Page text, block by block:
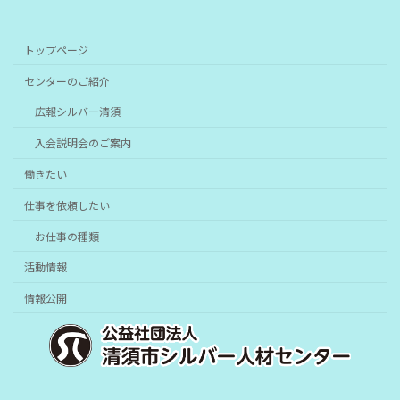
トップページ
センターのご紹介
広報シルバー清須
入会説明会のご案内
働きたい
仕事を依頼したい
お仕事の種類
活動情報
情報公開